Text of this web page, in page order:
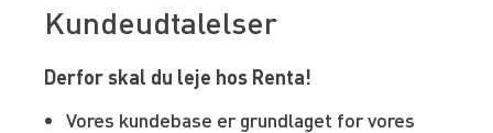
Kundeudtalelser
Derfor skal du leje hos Renta!
Vores kundebase er grundlaget for vores